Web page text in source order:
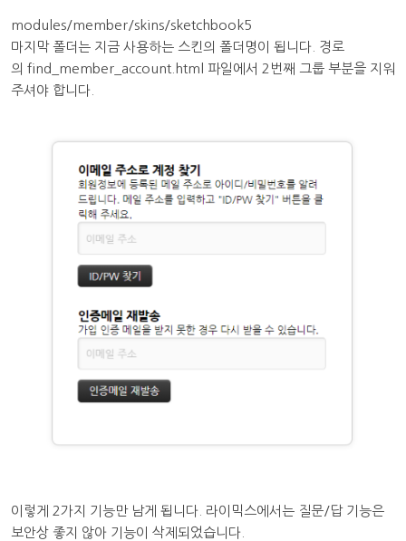
modules/member/skins/sketchbook5
마지막 폴더는 지금 사용하는 스킨의 폴더명이 됩니다. 경로
의 find_member_account.html 파일에서 2번째 그룹 부분을 지워
주셔야 합니다.
이렇게 2가지 기능만 남게 됩니다. 라이믹스에서는 질문/답 기능은
보안상 좋지 않아 기능이 삭제되었습니다.